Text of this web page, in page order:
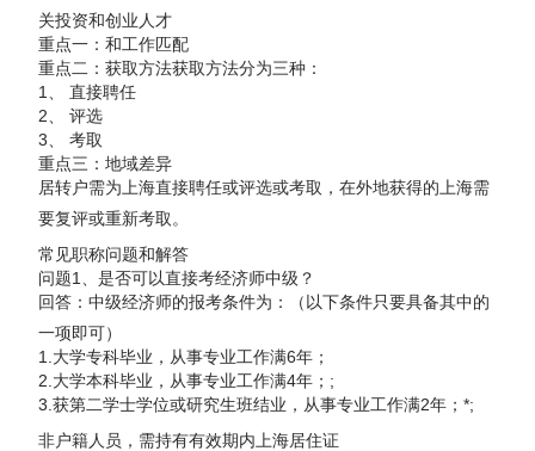
关投资和创业人才
重点一：和工作匹配
重点二：获取方法获取方法分为三种：
1、 直接聘任
2、 评选
3、 考取
重点三：地域差异
居转户需为上海直接聘任或评选或考取，在外地获得的上海需
要复评或重新考取。
常见职称问题和解答
问题1、是否可以直接考经济师中级？
回答：中级经济师的报考条件为：（以下条件只要具备其中的
一项即可）
1.大学专科毕业，从事专业工作满6年；
2.大学本科毕业，从事专业工作满4年；;
3.获第二学士学位或研究生班结业，从事专业工作满2年；*;
非户籍人员，需持有有效期内上海居住证